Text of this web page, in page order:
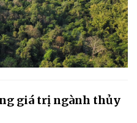
giá trị ngành thủy